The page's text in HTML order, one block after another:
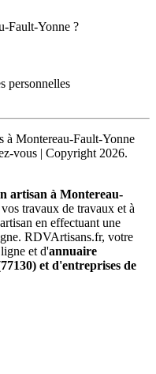
Fault-Yonne ?
personnelles
à Montereau-Fault-Yonne
vous | Copyright 2026.
artisan à Montereau-
travaux de travaux et à
en effectuant une
RDVArtisans.fr, votre
et d'annuaire
et d'entreprises de